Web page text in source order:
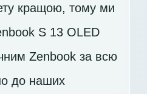
кращою, тому ми
S 13 OLED
Zenbook за всю
до наших